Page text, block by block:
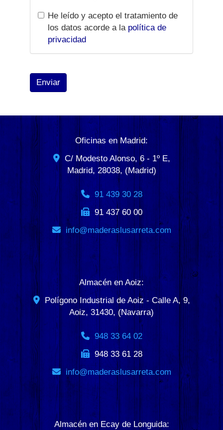
He leído y acepto el tratamiento de
los datos acorde a la política de
privacidad
Enviar
Oficinas en Madrid:
C/ Modesto Alonso, 6 - 1º E,
Madrid, 28038, (Madrid)
91 439 30 28
91 437 60 00
info
maderaslusarreta.com
Almacén en Aoiz:
Polígono Industrial de Aoiz - Calle A, 9,
Aoiz, 31430,(Navarra)
948 33 64 02
948 33 61 28
info
maderaslusarreta.com
Almacén en Ecay de Longuida: